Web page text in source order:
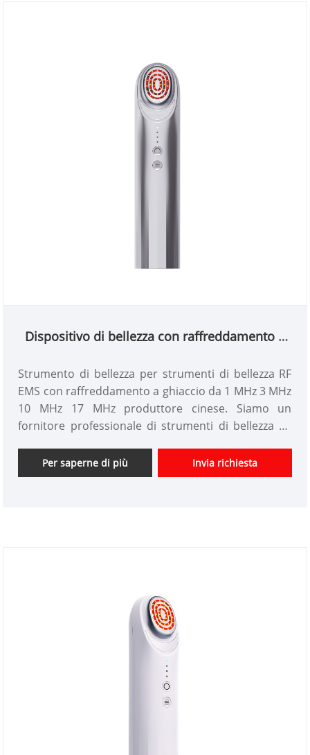
Dispositivo di bellezza con raffreddamento a
Strumento di bellezza per strumenti di bellezza RF
EMS con raffreddamento a ghiaccio da 1 MHz 3 MHz
10 MHz 17 MHz produttore cinese. Siamo un
fornitore professionale di strumenti di bellezza RF
Offriamo progettazione personalizzata di strumenti
di bellezza e abbiamo un buon vantaggio di prezzo e
Per saperne di più Invia richiesta